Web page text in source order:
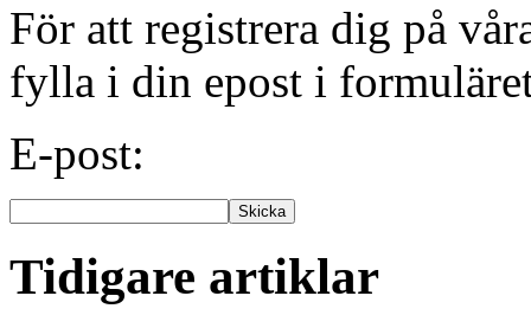
För att registrera dig på
fylla i din epost i
E-post:
Tidigare artiklar